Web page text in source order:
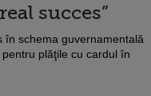
succes”
în schema guvernamentală
plăţile cu cardul în